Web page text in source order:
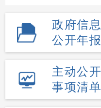
政府信息
公开年报
主动公开
事项清单